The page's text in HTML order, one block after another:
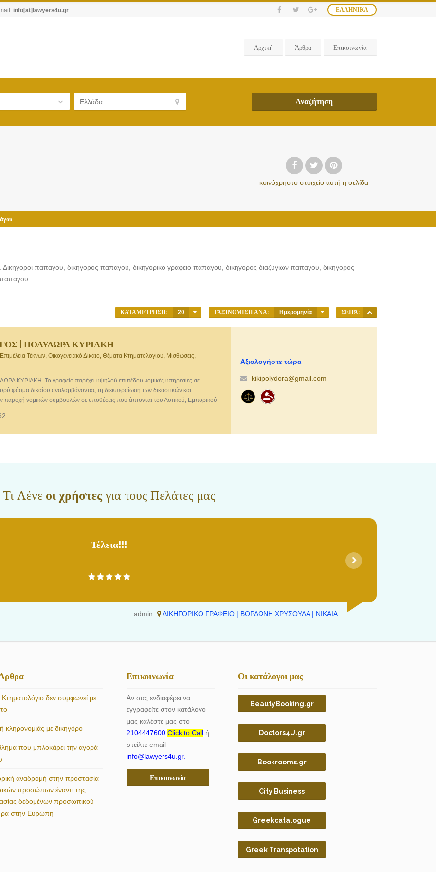
ΕΛΛΗΝΙΚΆ
info[at]lawyers4u.gr
Αρχική Άρθρα Επικοινωνία
Αναζήτηση
κοινόχρηστο στοιχείο αυτή η σελίδα
παπαγου, δικηγορος παπαγου, δικηγορικο γραφειο παπαγου, δικηγορος διαζυγιων παπαγου, δικηγορος
παπαγου
ΚΑΤΑΜΈΤΡΗΣΗ: 20 ΤΑΞΙΝΌΜΙΣΗ ΑΝΆ: Ημερομηνία ΣΕΙΡΆ:
| ΠΟΛΥΔΩΡΑ ΚΥΡΙΑΚΗ
Τέκνων, Οικογενειακό Δίκαιο, Θέματα Κτηματολογίου, Μισθώσεις,
ΚΥΡΙΑΚΗ. Το γραφείο παρέχει υψηλού επιπέδου νομικές υπηρεσίες σε
φάσμα δικαίου αναλαμβάνοντας τη διεκπεραίωση των δικαστικών και
παροχή νομικών συμβουλών σε υποθέσεις που άπτονται του Αστικού, Εμπορικού,
μισθώσεις, ιδιωτικά συμφωνητικά, διαχείριση ακινήτων ημεδαπών και
εγγράφων από δημόσιες υπηρεσίες. Μεταφράσεις πτυχίων από αγγλικά- γαλλικά,
Αξιολογήστε τώρα
kikipolydora@gmail.com
Τι Λένε οι χρήστες για τους Πελάτες μας
Τέλεια!!!
admin ΔΙΚΗΓΟΡΙΚΟ ΓΡΑΦΕΙΟ | ΒΟΡΔΩΝΗ ΧΡΥΣΟΥΛΑ | ΝΙΚΑΙΑ
δεν συμφωνεί με
κληρονομιάς με δικηγόρο
που μπλοκάρει την αγορά
αναδρομή στην προστασία
προσώπων έναντι της
δεδομένων προσωπικού
στην Ευρώπη
Επικοινωνία
Αν σας ενδιαφέρει να
εγγραφείτε στον κατάλογο
μας καλέστε μας στο
2104447600 Click to Callή
στείλτε email
info@lawyers4u.gr.
Επικοινωνία
Οι κατάλογοι μας
BeautyBooking.gr
Doctors4U.gr
Bookrooms.gr
City Business
Greekcatalogue
Greek Transpotation